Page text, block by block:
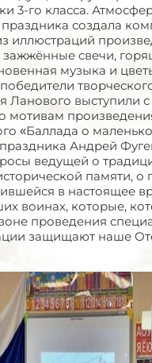
3-го класса.
праздника создала
иллюстраций
зажжённые свечи,
музыка и
Ланового выступили с
мотивам
«Баллада о
Андрей
ведущей о
памяти, о
в настоящее
воинах, которые,
проведения
защищают наше